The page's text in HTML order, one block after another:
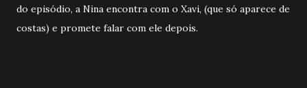
do episódio, a Nina encontra com o Xavi, (que só aparece de
costas) e promete falar com ele depois.